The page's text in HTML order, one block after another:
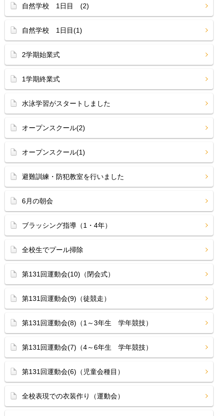
自然学校 1日目 (2)
自然学校 1日目(1)
2学期始業式
1学期終業式
水泳学習がスタートしました
オープンスクール(2)
オープンスクール(1)
避難訓練・防犯教室を行いました
6月の朝会
ブラッシング指導（1・4年）
全校生でプール掃除
第131回運動会(10)（閉会式）
第131回運動会(9)（徒競走）
第131回運動会(8)（1～3年生 学年競技）
第131回運動会(7)（4～6年生 学年競技）
第131回運動会(6)（児童会種目）
全校表現での衣装作り（運動会）